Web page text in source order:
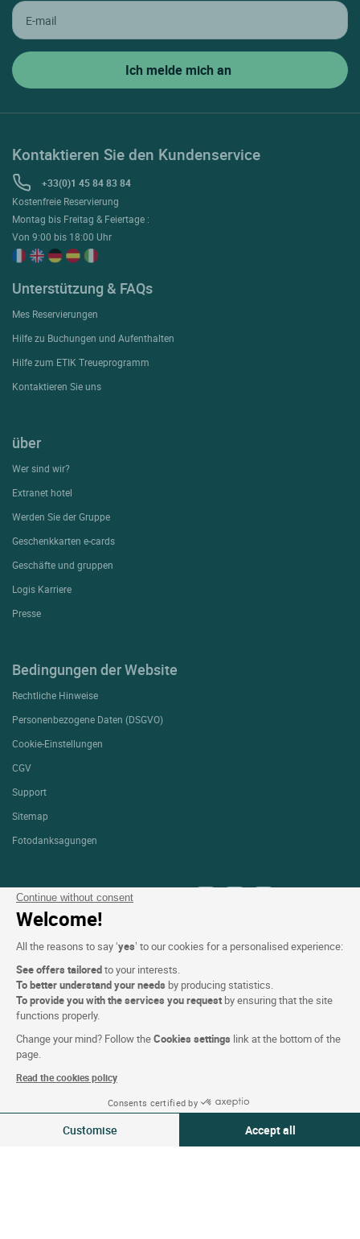
Continue without consent
Welcome!
All the reasons to say ‘yes’ to our cookies for a personalised experience:
See offers tailoredto your interests.
To better understand your needs by producing statistics.
To provide you with the services you request by ensuring that the site
functions properly.
Change your mind? Follow theCookies settings link at the bottom of the
page.
Read the cookies policy
Consents certified by
Customise Accept all
Verfügbarkeiten ansehen
Kontaktieren Sie den Kundenservice
+33(0)1 45 84 83 84
Kostenfreie Reservierung
Montag bis Freitag & Feiertage :
Von 9:00 bis 18:00 Uhr
Unterstützung & FAQs
Mes Reservierungen
Hilfe zu Buchungen und Aufenthalten
Hilfe zum ETIK Treueprogramm
Kontaktieren Sie uns
über
Wer sind wir?
Extranet hotel
Werden Sie der Gruppe
Geschenkkarten e-cards
Geschäfte und gruppen
Logis Karriere
Presse
Bedingungen der Website
Rechtliche Hinweise
Personenbezogene Daten (DSGVO)
Cookie-Einstellungen
CGV
Support
Sitemap
Fotodanksagungen
FOLGEN SIE UNS
Unsere Auswahl an Hotels in
Frankreich und Europa
Top Länder
Top Städte